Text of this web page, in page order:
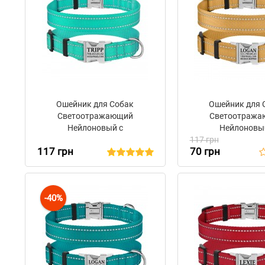
Ошейник для Собак
Светоотражающий
Нейлоновый с
BronzeDog Active
117 грн
Ошейник для
Металлической
BronzeDog Active
117 грн
70 грн
-40%